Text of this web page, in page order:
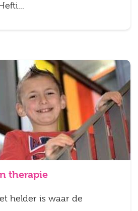
therapie
helder is waar de